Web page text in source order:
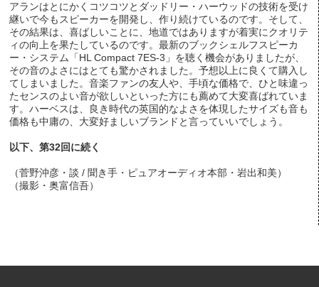
アランはとにかくコツコツとダッドリー・ハーウッドの技術を受け
継いで今もスピーカーを開発し、作り続けているのです。そして、
その結果は、喜ばしいことに、地道ではありますが着実にクオリテ
ィの向上を果たしているのです。最新のブックシェルフスピーカ
ー・システム「HL Compact 7ES-3」を聴く機会がありましたが、
その音のよさにはとても驚かされました。予想以上に良くて購入し
てしまいました。音楽ファンの友人や、手頃な価格で、ひと味違っ
たセンスのよい音が欲しいといった方にも薦めて大変喜ばれていま
す。ハーベスは、良き時代の英国的なよさを体現したサイズも音も
価格も中庸の、大変好ましいブランドと言っていいでしょう。
以下、第32回に続く
（菅野沖彦・談 / 聞き手・ピュアオーディオ本部・岩出和美）
（撮影・奥富信吾）